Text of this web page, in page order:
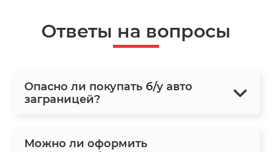
Ответы на вопросы
Опасно ли покупать б/у авто
заграницей?
Можно ли оформить